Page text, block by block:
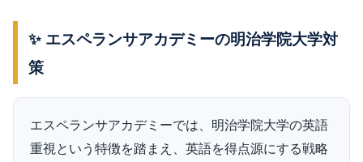
✨ エスペランサアカデミーの明治学院大学対
策
エスペランサアカデミーでは、明治学院大学の英語
重視という特徴を踏まえ、英語を得点源にする戦略